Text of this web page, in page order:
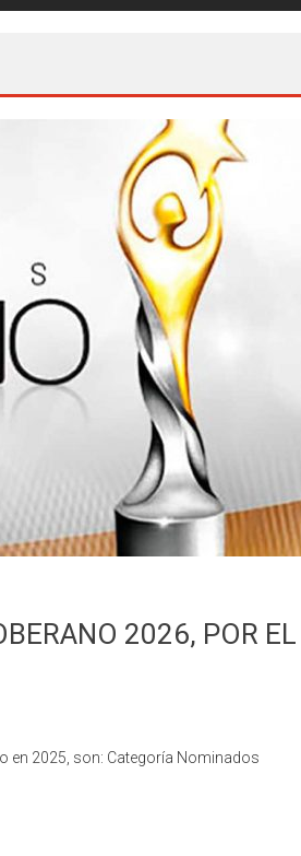
2026, POR EL
2025, son: Categoría Nominados